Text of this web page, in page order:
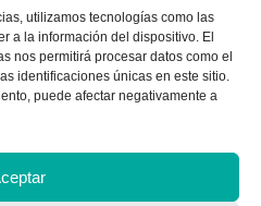
utilizamos tecnologías como las
a la información del dispositivo. El
nos permitirá procesar datos como el
identificaciones únicas en este sitio.
puede afectar negativamente a